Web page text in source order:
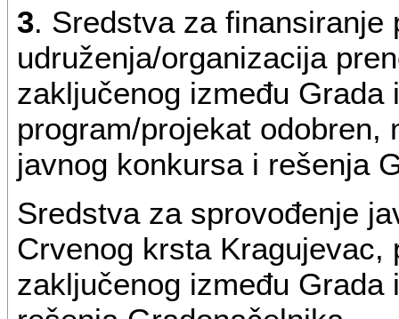
3. Sredstva za finansiranje
udruženja/organizacija
zaključenog između
program/projekat odobren,
javnog konkursa i rešenja
Sredstva za sprovođenje
Crvenog krsta Kragujevac,
zaključenog između